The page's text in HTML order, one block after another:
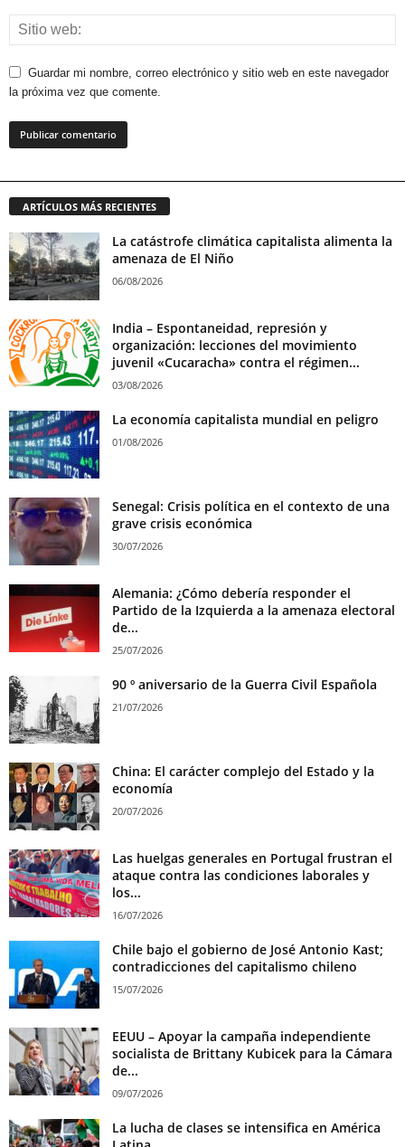
Guardar mi nombre, correo electrónico y sitio web en este navegador
la próxima vez que comente.
ARTÍCULOS MÁS RECIENTES
La catástrofe climática capitalista alimenta la
amenaza de El Niño
06/08/2026
India – Espontaneidad, represión y
organización: lecciones del movimiento
juvenil «Cucaracha» contra el régimen...
03/08/2026
La economía capitalista mundial en peligro
01/08/2026
Senegal: Crisis política en el contexto de una
grave crisis económica
30/07/2026
Alemania: ¿Cómo debería responder el
Partido de la Izquierda a la amenaza electoral
de...
25/07/2026
90 º aniversario de la Guerra Civil Española
21/07/2026
China: El carácter complejo del Estado y la
economía
20/07/2026
Las huelgas generales en Portugal frustran el
ataque contra las condiciones laborales y
los...
16/07/2026
Chile bajo el gobierno de José Antonio Kast;
contradicciones del capitalismo chileno
15/07/2026
EEUU – Apoyar la campaña independiente
socialista de Brittany Kubicek para la Cámara
de...
09/07/2026
La lucha de clases se intensifica en América